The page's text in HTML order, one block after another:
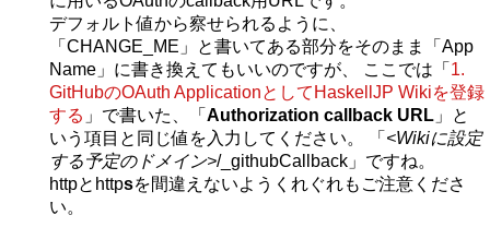
デフォルト値から察せられるように、
「CHANGE_ME」と書いてある部分をそのまま「App
Name」に書き換えてもいいのですが、 ここでは「 1.
GitHubのOAuth ApplicationとしてHaskellJP Wikiを登録
する 」で書いた、「 Authorization callback URL 」と
いう項目と同じ値を入力してください。 「 <Wikiに設定
する予定のドメイン>/_githubCallback」ですね。
httpとhttpsを間違えないようくれぐれもご注意くださ
い。